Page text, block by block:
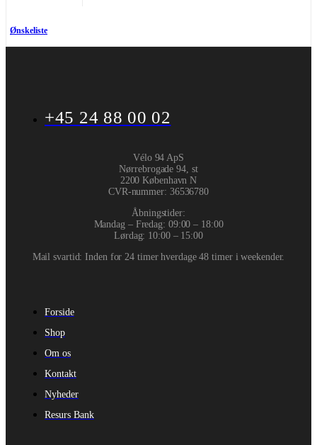
Ønskeliste
+45 24 88 00 02
Vélo 94 ApS
Nørrebrogade 94, st
2200 København N
CVR-nummer: 36536780
Åbningstider:
Mandag – Fredag: 09:00 – 18:00
Lørdag: 10:00 – 15:00
Mail svartid: Inden for 24 timer hverdage 48 timer i weekender.
Forside
Shop
Om os
Kontakt
Nyheder
Resurs Bank